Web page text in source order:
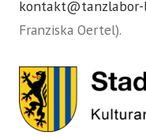
kontakt@tanzlabor-
Franziska Oertel).